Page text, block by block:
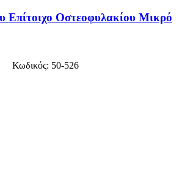
Επίτοιχο Οστεοφυλακίου Μικρό
Κωδικός: 50-526